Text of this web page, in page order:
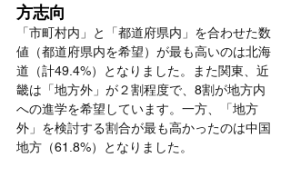
方志向
「市町村内」と「都道府県内」を合わせた数
値（都道府県内を希望）が最も高いのは北海
道（計49.4%）となりました。また関東、近
畿は「地方外」が２割程度で、8割が地方内
への進学を希望しています。一方、「地方
外」を検討する割合が最も高かったのは中国
地方（61.8%）となりました。